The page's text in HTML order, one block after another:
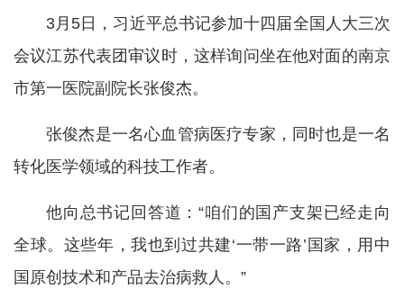
3月5日，习近平总书记参加十四届全国人大三次
会议江苏代表团审议时，这样询问坐在他对面的南京
市第一医院副院长张俊杰。
张俊杰是一名心血管病医疗专家，同时也是一名
转化医学领域的科技工作者。
他向总书记回答道：“咱们的国产支架已经走向
全球。这些年，我也到过共建‘一带一路’国家，用中
国原创技术和产品去治病救人。”